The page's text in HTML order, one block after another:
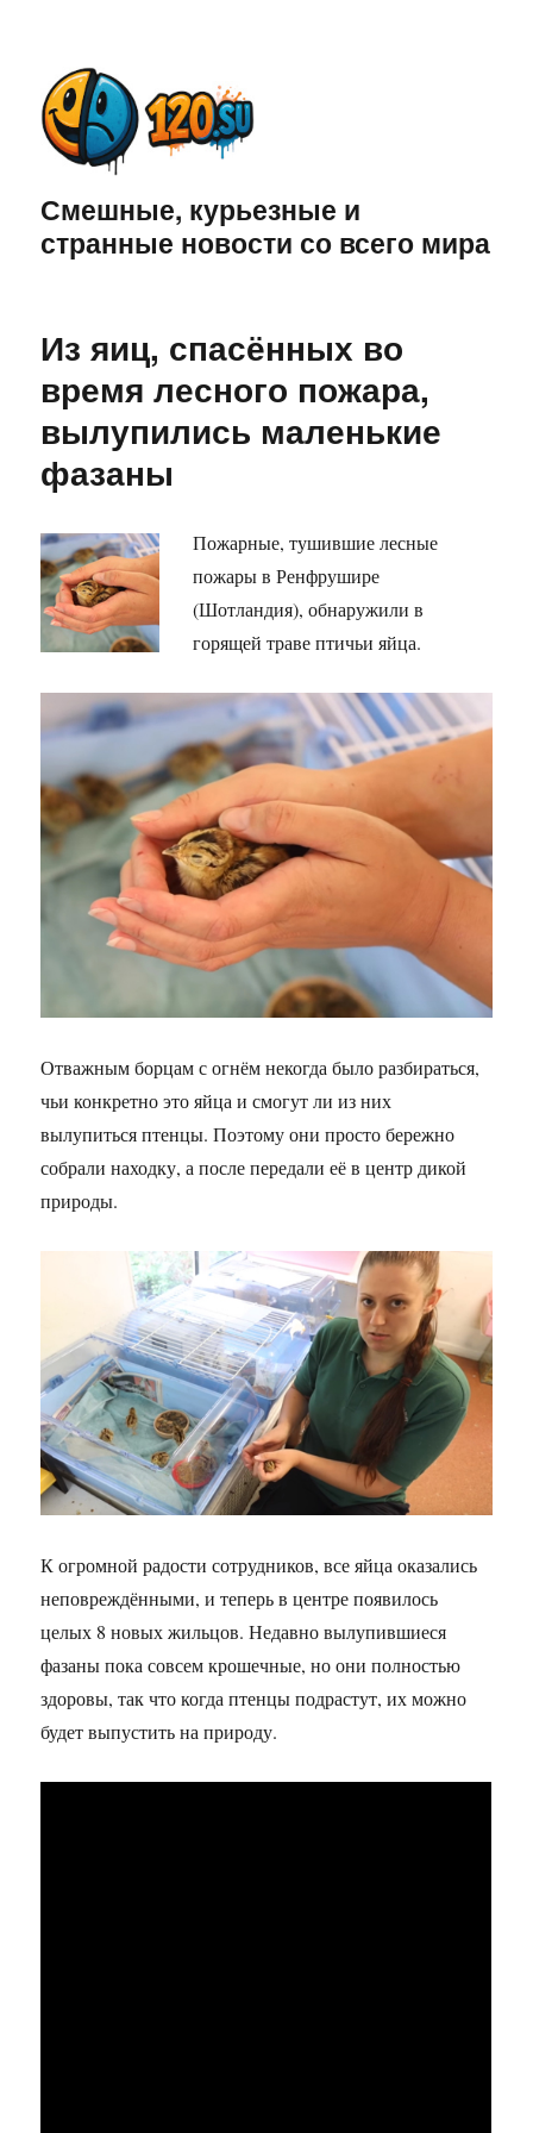
Смешные, курьезные и
странные новости со всего мира
Из яиц, спасённых во
время лесного пожара,
вылупились маленькие
фазаны
Пожарные, тушившие лесные
пожары в Ренфрушире
(Шотландия), обнаружили в
горящей траве птичьи яйца.
Отважным борцам с огнём некогда было разбираться,
чьи конкретно это яйца и смогут ли из них
вылупиться птенцы. Поэтому они просто бережно
собрали находку, а после передали её в центр дикой
природы.
К огромной радости сотрудников, все яйца оказались
неповреждёнными, и теперь в центре появилось
целых 8 новых жильцов. Недавно вылупившиеся
фазаны пока совсем крошечные, но они полностью
здоровы, так что когда птенцы подрастут, их можно
будет выпустить на природу.